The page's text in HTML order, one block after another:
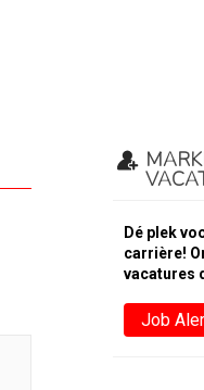
Dé plek
carrière!
vacatures
Job